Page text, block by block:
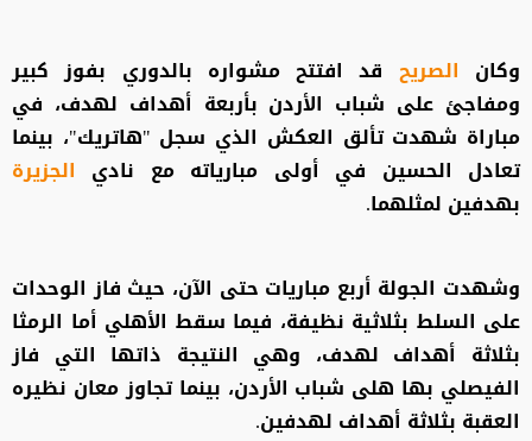
وكان الصريح قد افتتح مشواره بالدوري بفوز كبير
ومفاجئ على شباب الأردن بأربعة أهداف لهدف، في
مباراة شهدت تألق العكش الذي سجل "هاتريك"، بينما
تعادل الحسين في أولى مبارياته مع نادي الجزيرة
بهدفين لمثلهما.
وشهدت الجولة أربع مباريات حتى الآن، حيث فاز الوحدات
على السلط بثلاثية نظيفة، فيما سقط الأهلي أما الرمثا
بثلاثة أهداف لهدف، وهي النتيجة ذاتها التي فاز
الفيصلي بها هلى شباب الأردن، بينما تجاوز معان نظيره
العقبة بثلاثة أهداف لهدفين.